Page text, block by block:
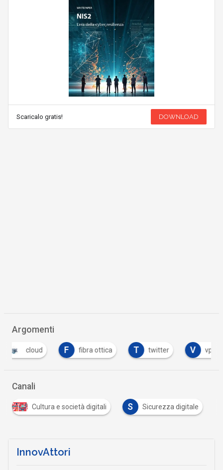
Scaricalo gratis! DOWNLOAD
Argomenti
cloud fibra ottica twitter vpn
Canali
Cultura e società digitali S Sicurezza digitale
InnovAttori